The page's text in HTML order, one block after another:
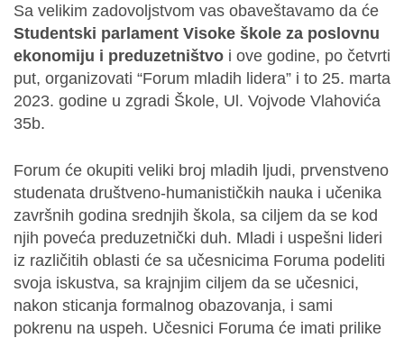
Sa velikim zadovoljstvom vas obaveštavamo da će
Studentski parlament Visoke škole za poslovnu
ekonomiju i preduzetništvo i ove godine, po četvrti
put, organizovati “Forum mladih lidera” i to 25. marta
2023. godine u zgradi Škole, Ul. Vojvode Vlahovića
35b.
Forum će okupiti veliki broj mladih ljudi, prvenstveno
studenata društveno-humanističkih nauka i učenika
završnih godina srednjih škola, sa ciljem da se kod
njih poveća preduzetnički duh. Mladi i uspešni lideri
iz različitih oblasti će sa učesnicima Foruma podeliti
svoja iskustva, sa krajnjim ciljem da se učesnici,
nakon sticanja formalnog obazovanja, i sami
pokrenu na uspeh. Učesnici Foruma će imati prilike